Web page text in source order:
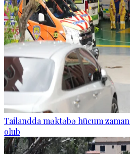
Tailandda məktəbə hücum
olub